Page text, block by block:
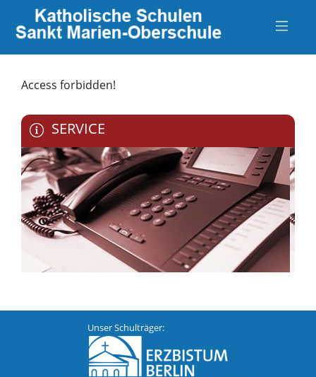
Access forbidden!
SERVICE
Unser Schulträger: